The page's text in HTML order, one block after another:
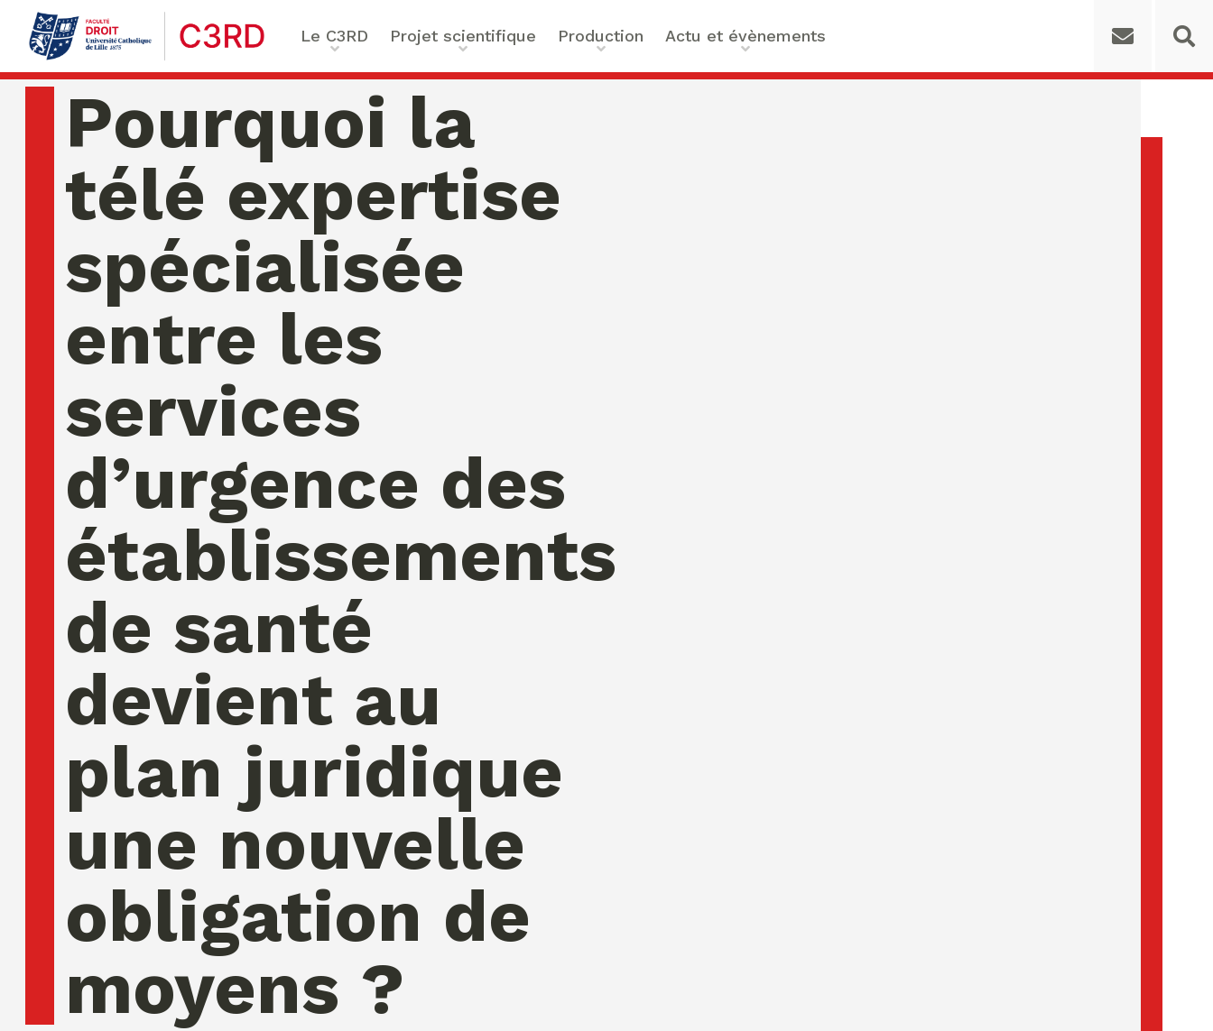
Le C3RD
Qui sommes-nous ?
Nos chercheurs
Chaire Enfance & familles
Chaire Droit & éthique de la santé
numérique
Compliance & ESG, Sustainability
Reporting
Européenne – ECCE
Projet scientifique
Le projet scientifique
Vulnérabilités
Sécurité : Approches Critiques et
Ethique des Organisations
Production
Ouvrages
Actu et évènements
Actualités
Pourquoi la
télé expertise
spécialisée
entre les
services
d’urgence des
établissements
de santé
devient au
plan juridique
une nouvelle
obligation de
moyens ?